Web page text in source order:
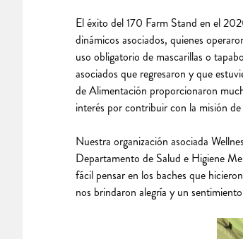
El éxito del 170 Farm Stand en el
dinámicos asociados, quienes
uso obligatorio de mascarillas o
asociados que regresaron y que
de Alimentación proporcionaron
interés por contribuir con la misión
Nuestra organización asociada
Departamento de Salud e Higiene
fácil pensar en los baches que
nos brindaron alegría y un